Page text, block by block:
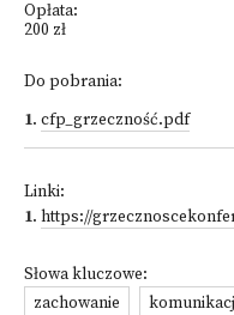
Opłata:
200 zł
Do pobrania:
1. cfp_grzeczność.pdf
Linki:
1. https://
Słowa kluczowe:
zachowanie